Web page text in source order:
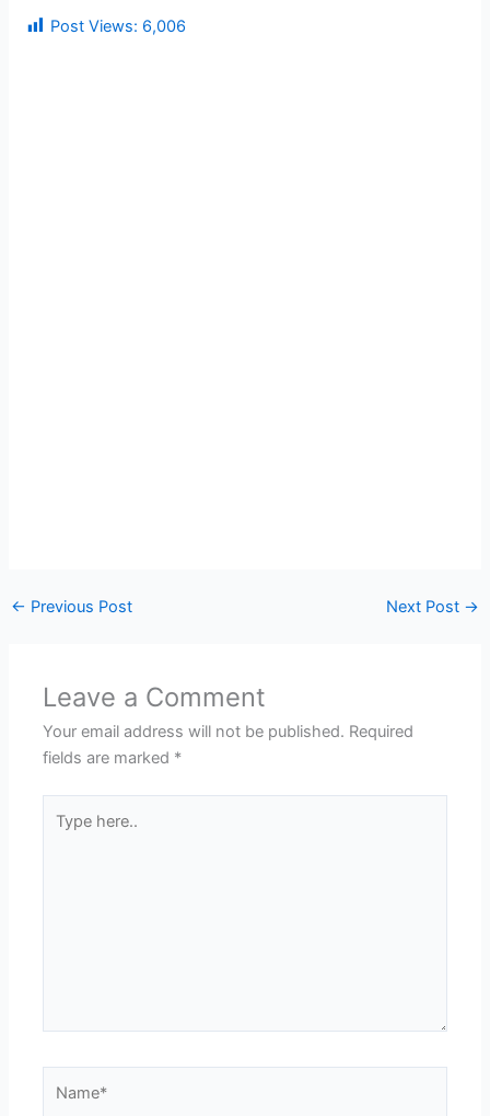
Post Views: 6,006
← Previous Post Next Post →
Leave a Comment
Your email address will not be published. Required
fields are marked *
here..